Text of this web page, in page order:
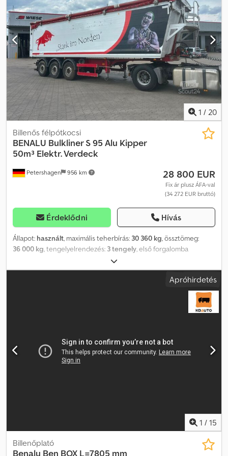
gyártója: SMB Fékek: Dobfékek Felfüggesztés: Parabolaszögös
felfüggesztés Saját tömeg: 5910 kg Megengedett rakomány: 32
090 kg Megengedett össztömeg: 38 000 kg Billentő: Hátul
1 / 20
Petershagen 956 km
Billenős félpótkocsi
BENALU Bulkliner S 95 Alu Kipper
50m³ Elektr. Verdeck
28 800 EUR
Fix ár plusz ÁFA-val
(34 272 EUR bruttó)
Érdeklődni Hívás
Állapot: használt, maximális teherbírás: 30 360 kg, össztömeg:
36 000 kg , tengelyelrendezés: 3 tengely , első forgalomba
, raktér hossza:9 700 mm
2 410 mm, raktérmagasság:2 200 mm, rakodótér térfogata:50 m³,
3 780 mm
feltekerhető ponyva "EASY TARP" távirányítóval * Teljesen
* WABCO SmartBoard * Kerek LED hátsó lámpák * 4 db LED
munkalámpa * Tolatási figyelmeztető hangjelzés * Kombinált ajtó
sima fal kivitelben * Oldalról nyitható ajtók Codpfx Aezhy Afegvjrf *
Apróhirdetés
1 / 15
Billenőplató
Benalu Ben BOX L=7805 mm